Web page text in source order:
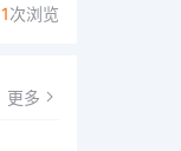
1次浏览
更多